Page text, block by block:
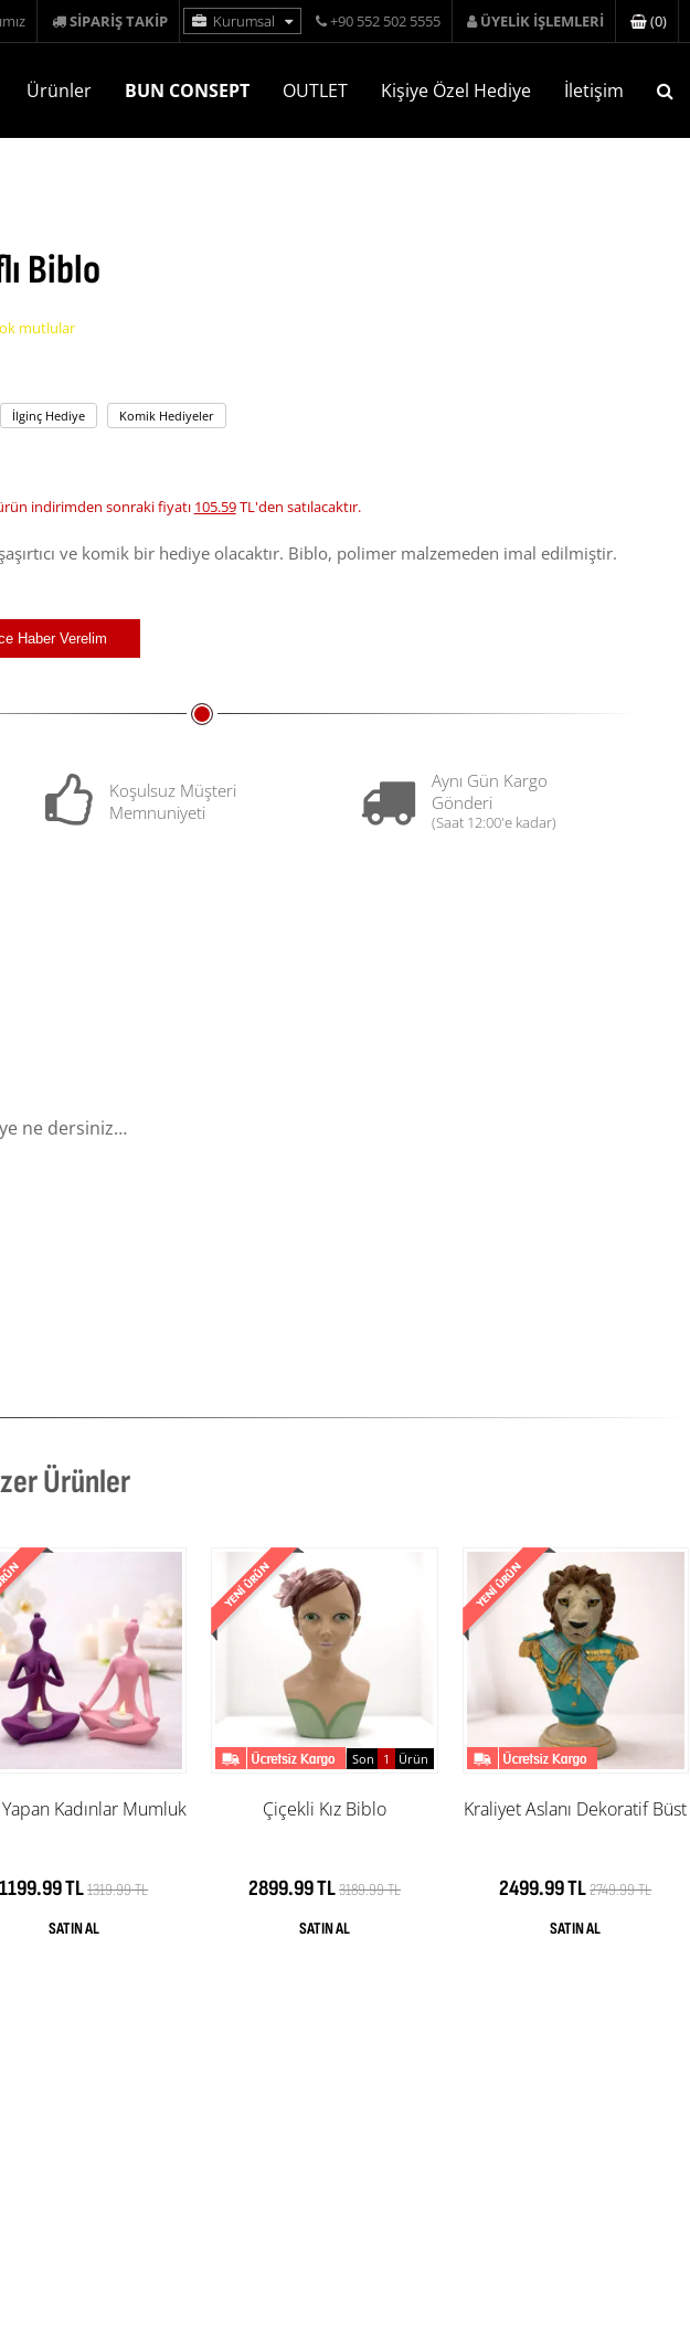
SİPARİŞ TAKİP Kurumsal +90 552 502 5555 ÜYELİK İŞLEMLERİ (0)
Ürünler BUN CONSEPT OUTLET Kişiye Özel Hediye İletişim
Biblo
mutlular
İlginç Hediye Komik Hediyeler
indirimden sonraki fiyatı 105.59TL'den satılacaktır.
ve komik bir hediye olacaktır. Biblo, polimer malzemeden imal edilmiştir.
Haber Verelim
Koşulsuz Müşteri
Memnuniyeti
Aynı Gün Kargo
Gönderi
(Saat 12:00'e kadar)
ne dersiniz…
Ürünler
Kadınlar Mumluk
1199.99 TL1319.99 TL
Son 1 Ürün
Çiçekli Kız Biblo
2899.99 TL3189.99 TL
Kraliyet Aslanı Dekoratif Büst
2499.99 TL2749.99 TL